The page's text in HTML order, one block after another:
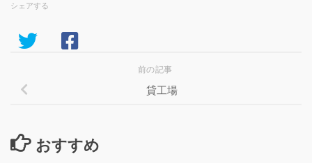
シェアする
前の記事
貸工場
おすすめ